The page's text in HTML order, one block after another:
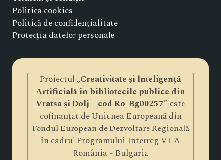
Politica cookies
Politică de confidențialitate
Protecția datelor personale
Proiectul „Creativitate și lnteligență
Artificială în bibliotecile publice din
Vratsa și Dolj – cod Ro-Bg00257” este
cofinanțat de Uniunea Europeană din
Fondul European de Dezvoltare Regională
în cadrul Programului Interreg VI-A
România – Bulgaria